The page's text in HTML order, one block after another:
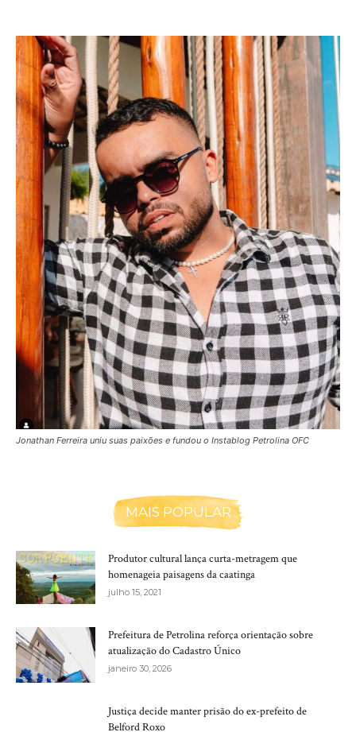
Jonathan Ferreira uniu suas paixões e fundou o Instablog Petrolina OFC
MAIS POPULAR
Produtor cultural lança curta-metragem que
homenageia paisagens da caatinga
julho 15, 2021
Prefeitura de Petrolina reforça orientação sobre
atualização do Cadastro Único
janeiro 30, 2026
Justiça decide manter prisão do ex-prefeito de
Belford Roxo